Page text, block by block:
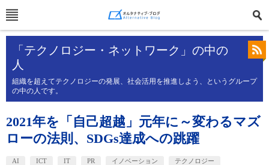
「テクノロジー・ネットワーク」の中の
人
組織を超えてテクノロジーの発展、社会活用を推進しよう、というグループ
の中の人です。
2021年を「自己超越」元年に～変わるマズ
ローの法則、SDGs達成への跳躍
AI ICT IT PR イノベーション
テクノロジー